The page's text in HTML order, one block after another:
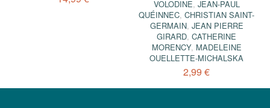
VOLODINE, JEAN-PAUL
QUÉINNEC,CHRISTIAN SAINT-
GERMAIN, JEAN PIERRE
GIRARD,CATHERINE
MORENCY, MADELEINE
OUELLETTE-MICHALSKA
2,99 €